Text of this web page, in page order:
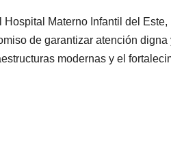
Materno Infantil del Este,
de garantizar atención
modernas y el